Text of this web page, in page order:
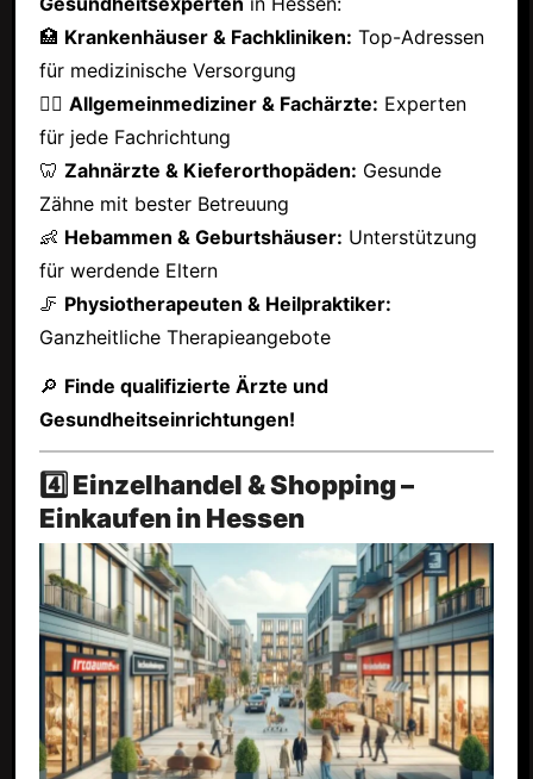
🏥 Krankenhäuser & Fachkliniken: Top-Adressen
für medizinische Versorgung
👩‍⚕️ Allgemeinmediziner & Fachärzte: Experten
für jede Fachrichtung
🦷 Zahnärzte & Kieferorthopäden: Gesunde
Zähne mit bester Betreuung
👶 Hebammen & Geburtshäuser: Unterstützung
für werdende Eltern
🦵 Physiotherapeuten & Heilpraktiker:
Ganzheitliche Therapieangebote
🔎 Finde qualifizierte Ärzte und
Gesundheitseinrichtungen!
4️⃣ Einzelhandel & Shopping –
Einkaufen in Hessen